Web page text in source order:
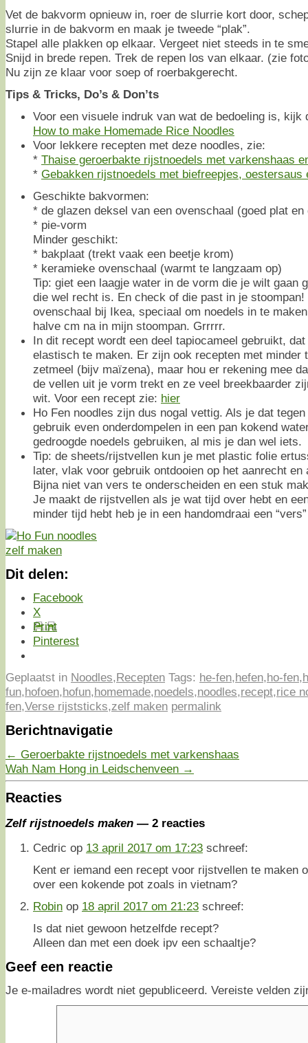
Vet de bakvorm opnieuw in, roer de slurrie kort door,
slurrie in de bakvorm en maak je tweede “plak”.
Stapel alle plakken op elkaar. Vergeet niet steeds in te
Snijd in brede repen. Trek de repen los van elkaar. (zie
Nu zijn ze klaar voor soep of roerbakgerecht.
Tips & Tricks, Do’s & Don’ts
Voor een visuele indruk van wat de bedoeling is, kijk
How to make Homemade Rice Noodles
Voor lekkere recepten met deze noodles, zie:
* Thaise geroerbakte rijstnoedels met varkenshaas
* Gebakken rijstnoedels met biefreepjes, oestersaus
Geschikte bakvormen:
* de glazen deksel van een ovenschaal (goed plat
* pie-vorm
Minder geschikt:
* bakplaat (trekt vaak een beetje krom)
* keramieke ovenschaal (warmt te langzaam op)
Tip: giet een laagje water in de vorm die je wilt gaan
die wel recht is. En check of die past in je
ovenschaal bij Ikea, speciaal om noedels in te
halve cm na in mijn stoompan. Grrrrr.
In dit recept wordt een deel tapiocameel gebruikt,
elastisch te maken. Er zijn ook recepten met minder
zetmeel (bijv maïzena), maar hou er rekening mee
de vellen uit je vorm trekt en ze veel breekbaarder
wit. Voor een recept zie: hier
Ho Fen noodles zijn dus nogal vettig. Als je dat
gebruik even onderdompelen in een pan kokend
gedroogde noedels gebruiken, al mis je dan wel iets.
Tip: de sheets/rijstvellen kun je met plastic folie
later, vlak voor gebruik ontdooien op het aanrecht en
Bijna niet van vers te onderscheiden en een stuk
Je maakt de rijstvellen als je wat tijd over hebt en
minder tijd hebt heb je in een handomdraai een
Dit delen:
Facebook
X
Print
Pinterest
Geplaatst in Noodles,Recepten Tags: he-fen,hefen,ho-fen,
fun,hofoen,hofun,homemade,noedels,noodles,recept,rice
fen,Verse rijststicks,zelf maken permalink
Berichtnavigatie
← Geroerbakte rijstnoedels met varkenshaas
Wah Nam Hong in Leidschenveen →
Reacties
Zelf rijstnoedels maken — 2 reacties
Cedric op 13 april 2017 om 17:23 schreef:
Kent er iemand een recept voor rijstvellen te maken
over een kokende pot zoals in vietnam?
Robin op 18 april 2017 om 21:23 schreef:
Is dat niet gewoon hetzelfde recept?
Alleen dan met een doek ipv een schaaltje?
Geef een reactie
Je e-mailadres wordt niet gepubliceerd. Vereiste velden